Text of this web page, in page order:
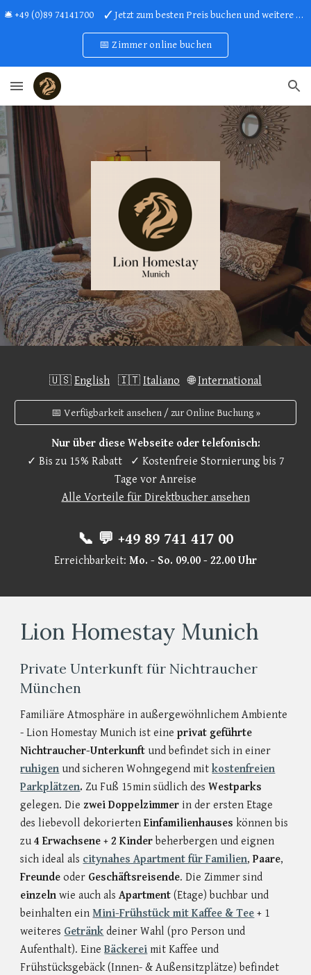
🛎 +49 (0)89 74141700 ✓ Jetzt zum besten Preis buchen und weitere Vorteile sichern!
📅 Zimmer online buchen
🇺🇸 English 🇮🇹 Italiano 🌐International
📅 Verfügbarkeit ansehen / zur Online Buchung »
Nur über diese Webseite oder telefonisch:
✓ Bis zu 15% Rabatt ✓ Kostenfreie Stornierung bis 7
Tage vor Anreise
Alle Vorteile für Direktbucher ansehen
📞 💬 +49 89 741 417 00
Erreichbarkeit: Mo. - So. 09.00 - 22.00 Uhr
Lion Homestay Munich
Private Unterkunft für Nichtraucher
München
Familiäre Atmosphäre in außergewöhnlichem Ambiente
- Lion Homestay Munich ist eineprivat geführte
Nichtraucher-Unterkunft und befindet sich in einer
ruhigen und sicheren Wohngegend mitkostenfreien
Parkplätzen. Zu Fuß 15min südlich desWestparks
gelegen. Diezwei Doppelzimmerin der ersten Etage
des liebevoll dekoriertenEinfamilienhauses können bis
zu4 Erwachsene + 2 Kinder beherbergen und eignen
sich ideal als ci­ty­nahes Apartment für Familien,Paare,
Freunde oder Geschäftsreisende. Die Zimmer sind
einzeln wie auch alsApartment (Etage) buchbar und
beinhalten einMini-Frühstück mit Kaffee & Tee + 1
weiteres Getränk deiner Wahl (pro Person und
Aufenthalt). EineBäckerei mit Kaffee und
Frühstücksgebäck (Innen- & Außensitzplätze) befindet